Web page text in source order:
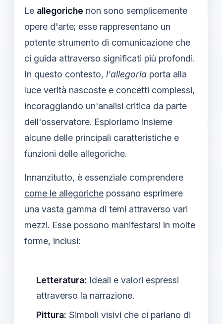
Le allegoriche non sono semplicemente
opere d'arte; esse rappresentano un
potente strumento di comunicazione che
ci guida attraverso significati più profondi.
In questo contesto, l'allegoria porta alla
luce verità nascoste e concetti complessi,
incoraggiando un'analisi critica da parte
dell'osservatore. Esploriamo insieme
alcune delle principali caratteristiche e
funzioni delle allegoriche.
Innanzitutto, è essenziale comprendere
come le allegoriche possano esprimere
una vasta gamma di temi attraverso vari
mezzi. Esse possono manifestarsi in molte
forme, inclusi:
Letteratura: Ideali e valori espressi
attraverso la narrazione.
Pittura: Simboli visivi che ci parlano di